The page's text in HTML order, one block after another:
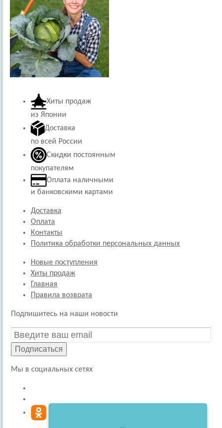
Хиты продаж
из Японии
Доставка
по всей России
Скидки постоянным
покупателям
Оплата наличными
и банковскими картами
Доставка
Оплата
Контакты
Политика обработки персональных данных
Новые поступления
Хиты продаж
Главная
Правила возврата
Подпишитесь на наши новости
Подписаться
Мы в социальных сетях